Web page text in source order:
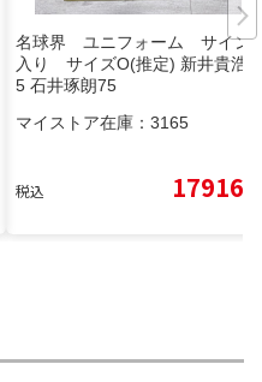
名球界 ユニフォーム サイン
入り サイズO(推定) 新井貴浩2
5 石井琢朗75
マイストア在庫： 3165
税込 17916